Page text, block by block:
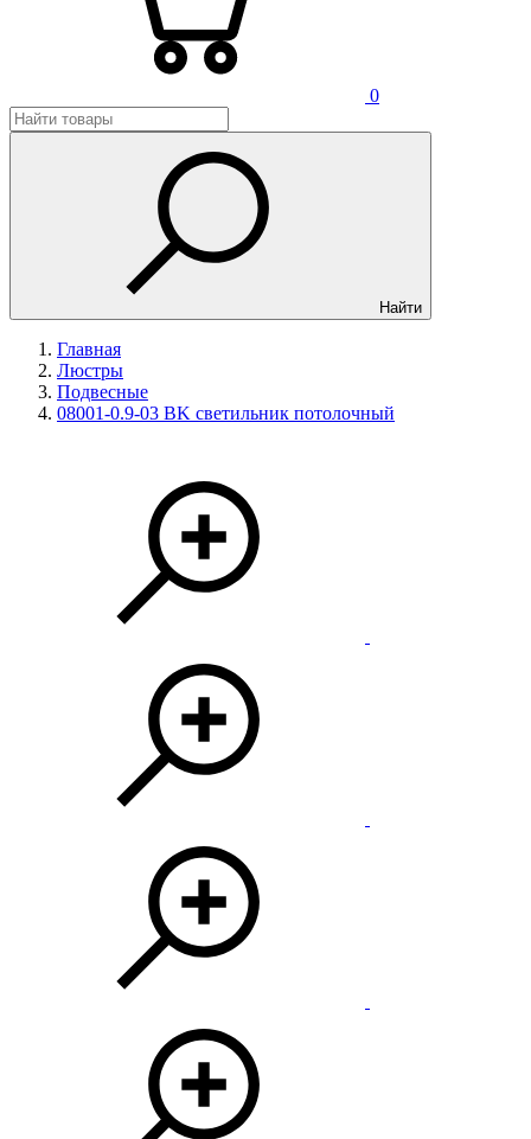
0
Найти
Главная
Люстры
Подвесные
08001-0.9-03 BK светильник потолочный